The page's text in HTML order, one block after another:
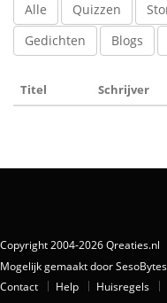
Alle Quizzen
Gedichten
Blogs
Titel Schrijver
Copyright 2004-2026 Qreaties.nl
Mogelijk gemaakt door
Contact
Help Huisregels